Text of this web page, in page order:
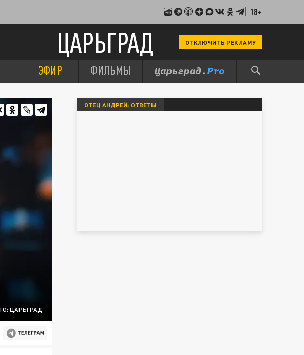
18+
ЦАРЬГРАД ОТКЛЮЧИТЬ РЕКЛАМУ
ЭФИР ФИЛЬМЫ
ЦАРЬГРАД
ОТЕЦ АНДРЕЙ: ОТВЕТЫ